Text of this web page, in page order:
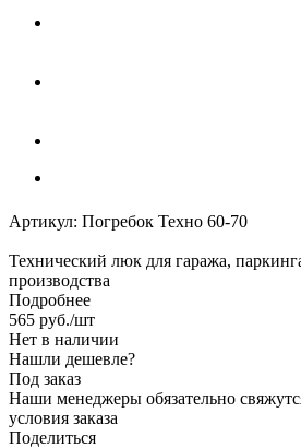
Артикул: Погребок Техно 60-70
Технический люк для гаража,
производства
Подробнее
565 руб./шт
Нет в наличии
Нашли дешевле?
Под заказ
Наши менеджеры обязательно
условия заказа
Поделиться